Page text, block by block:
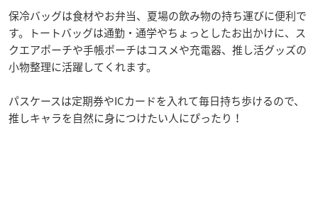
保冷バッグは食材やお弁当、夏場の飲み物の持ち運びに便利で
す。トートバッグは通勤・通学やちょっとしたお出かけに、ス
クエアポーチや手帳ポーチはコスメや充電器、推し活グッズの
小物整理に活躍してくれます。
パスケースは定期券やICカードを入れて毎日持ち歩けるので、
推しキャラを自然に身につけたい人にぴったり！